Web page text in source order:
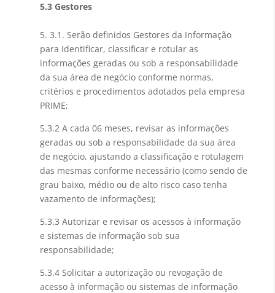
5.3 Gestores
5. 3.1. Serão definidos Gestores da Informação
para Identificar, classificar e rotular as
informações geradas ou sob a responsabilidade
da sua área de negócio conforme normas,
critérios e procedimentos adotados pela empresa
PRIME;
5.3.2 A cada 06 meses, revisar as informações
geradas ou sob a responsabilidade da sua área
de negócio, ajustando a classificação e rotulagem
das mesmas conforme necessário (como sendo de
grau baixo, médio ou de alto risco caso tenha
vazamento de informações);
5.3.3 Autorizar e revisar os acessos à informação
e sistemas de informação sob sua
responsabilidade;
5.3.4 Solicitar a autorização ou revogação de
acesso à informação ou sistemas de informação